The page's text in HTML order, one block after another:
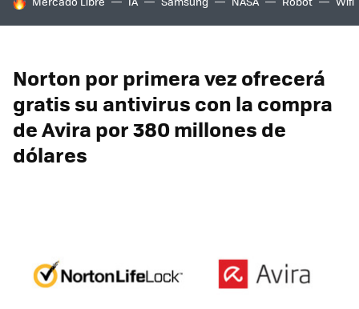
Norton por primera vez ofrecerá
gratis su antivirus con la compra
de Avira por 380 millones de
dólares